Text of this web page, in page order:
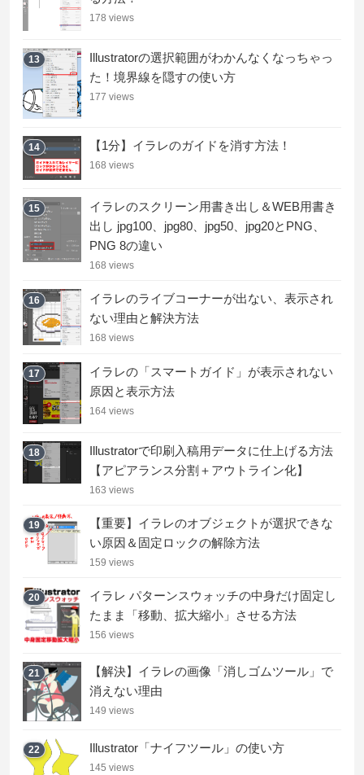
178 views
13
Illustratorの選択範囲がわかんなくなっちゃっ
た！境界線を隠すの使い方
177 views
14 【1分】イラレのガイドを消す方法！
168 views
15
イラレのスクリーン用書き出し＆WEB用書き
出し jpg100、jpg80、jpg50、jpg20とPNG、
PNG 8の違い
168 views
16
イラレのライブコーナーが出ない、表示され
ない理由と解決方法
168 views
17
イラレの「スマートガイド」が表示されない
原因と表示方法
164 views
18
Illustratorで印刷入稿用データに仕上げる方法
【アピアランス分割＋アウトライン化】
163 views
19
【重要】イラレのオブジェクトが選択できな
い原因＆固定ロックの解除方法
159 views
20
イラレ パターンスウォッチの中身だけ固定し
たまま「移動、拡大縮小」させる方法
156 views
21
【解決】イラレの画像「消しゴムツール」で
消えない理由
149 views
22 Illustrator「ナイフツール」の使い方
145 views